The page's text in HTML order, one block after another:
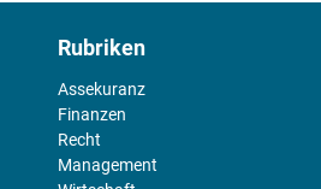
Rubriken
Assekuranz
Finanzen
Recht
Management